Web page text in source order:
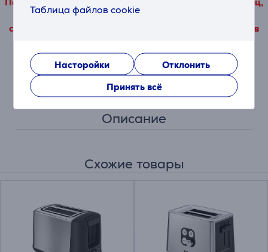
Таблица файлов cookie
Насторойки
Отклонить
Принять всё
можно просмотреть только в том случае, если Вы
согласитесь с условиями использования наших файлов
Насторойки
Описание
Схожие товары